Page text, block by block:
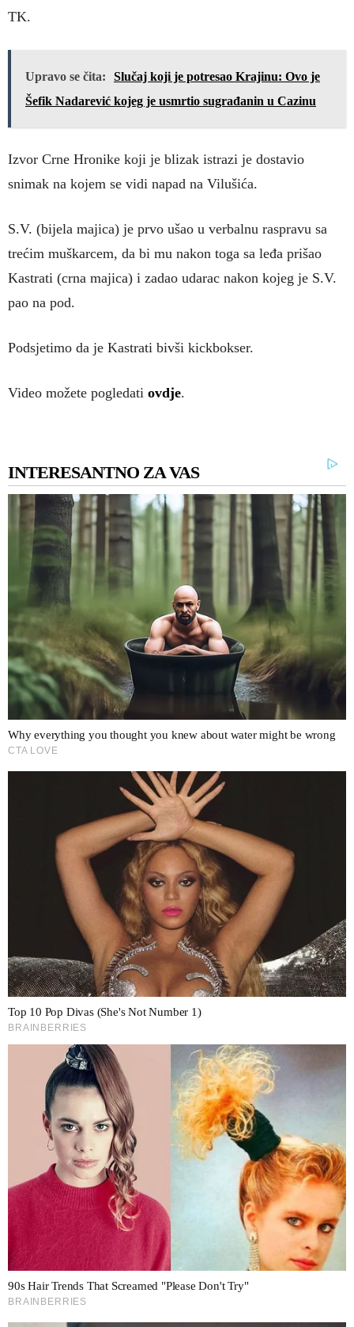
TK.
Upravo se čita:
Slučaj koji je potresao Krajinu: Ovo je
Šefik Nadarević kojeg je usmrtio sugrađanin u Cazinu
Izvor Crne Hronike koji je blizak istrazi je dostavio
snimak na kojem se vidi napad na Vilušića.
S.V. (bijela majica) je prvo ušao u verbalnu raspravu sa
trećim muškarcem, da bi mu nakon toga sa leđa prišao
Kastrati (crna majica) i zadao udarac nakon kojeg je S.V.
pao na pod.
Podsjetimo da je Kastrati bivši kickbokser.
Video možete pogledati ovdje.